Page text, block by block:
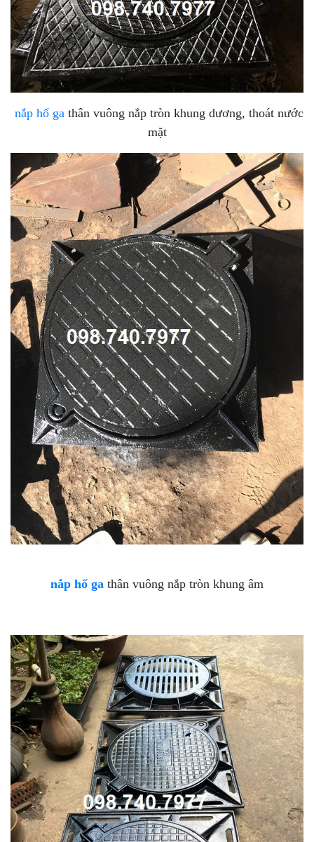
nắp hố gathân vuông nắp tròn khung dương, thoát nước
mặt
nắp hố ga thân vuông nắp tròn khung âm